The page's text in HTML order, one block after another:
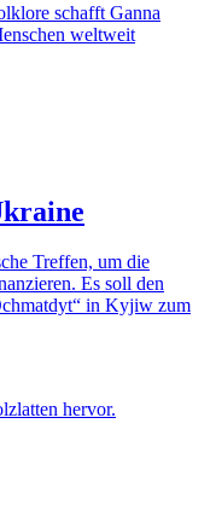
schafft Ganna
weltweit
Treffen, um die
Es soll den
in Kyjiw zum